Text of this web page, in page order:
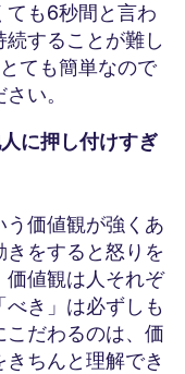
ても6秒間と言わ
することが難し
ても簡単なので
い。
に押し付けすぎ
う価値観が強くあ
をすると怒りを
価値観は人それぞ
き」は必ずしも
だわるのは、価
ちんと理解でき